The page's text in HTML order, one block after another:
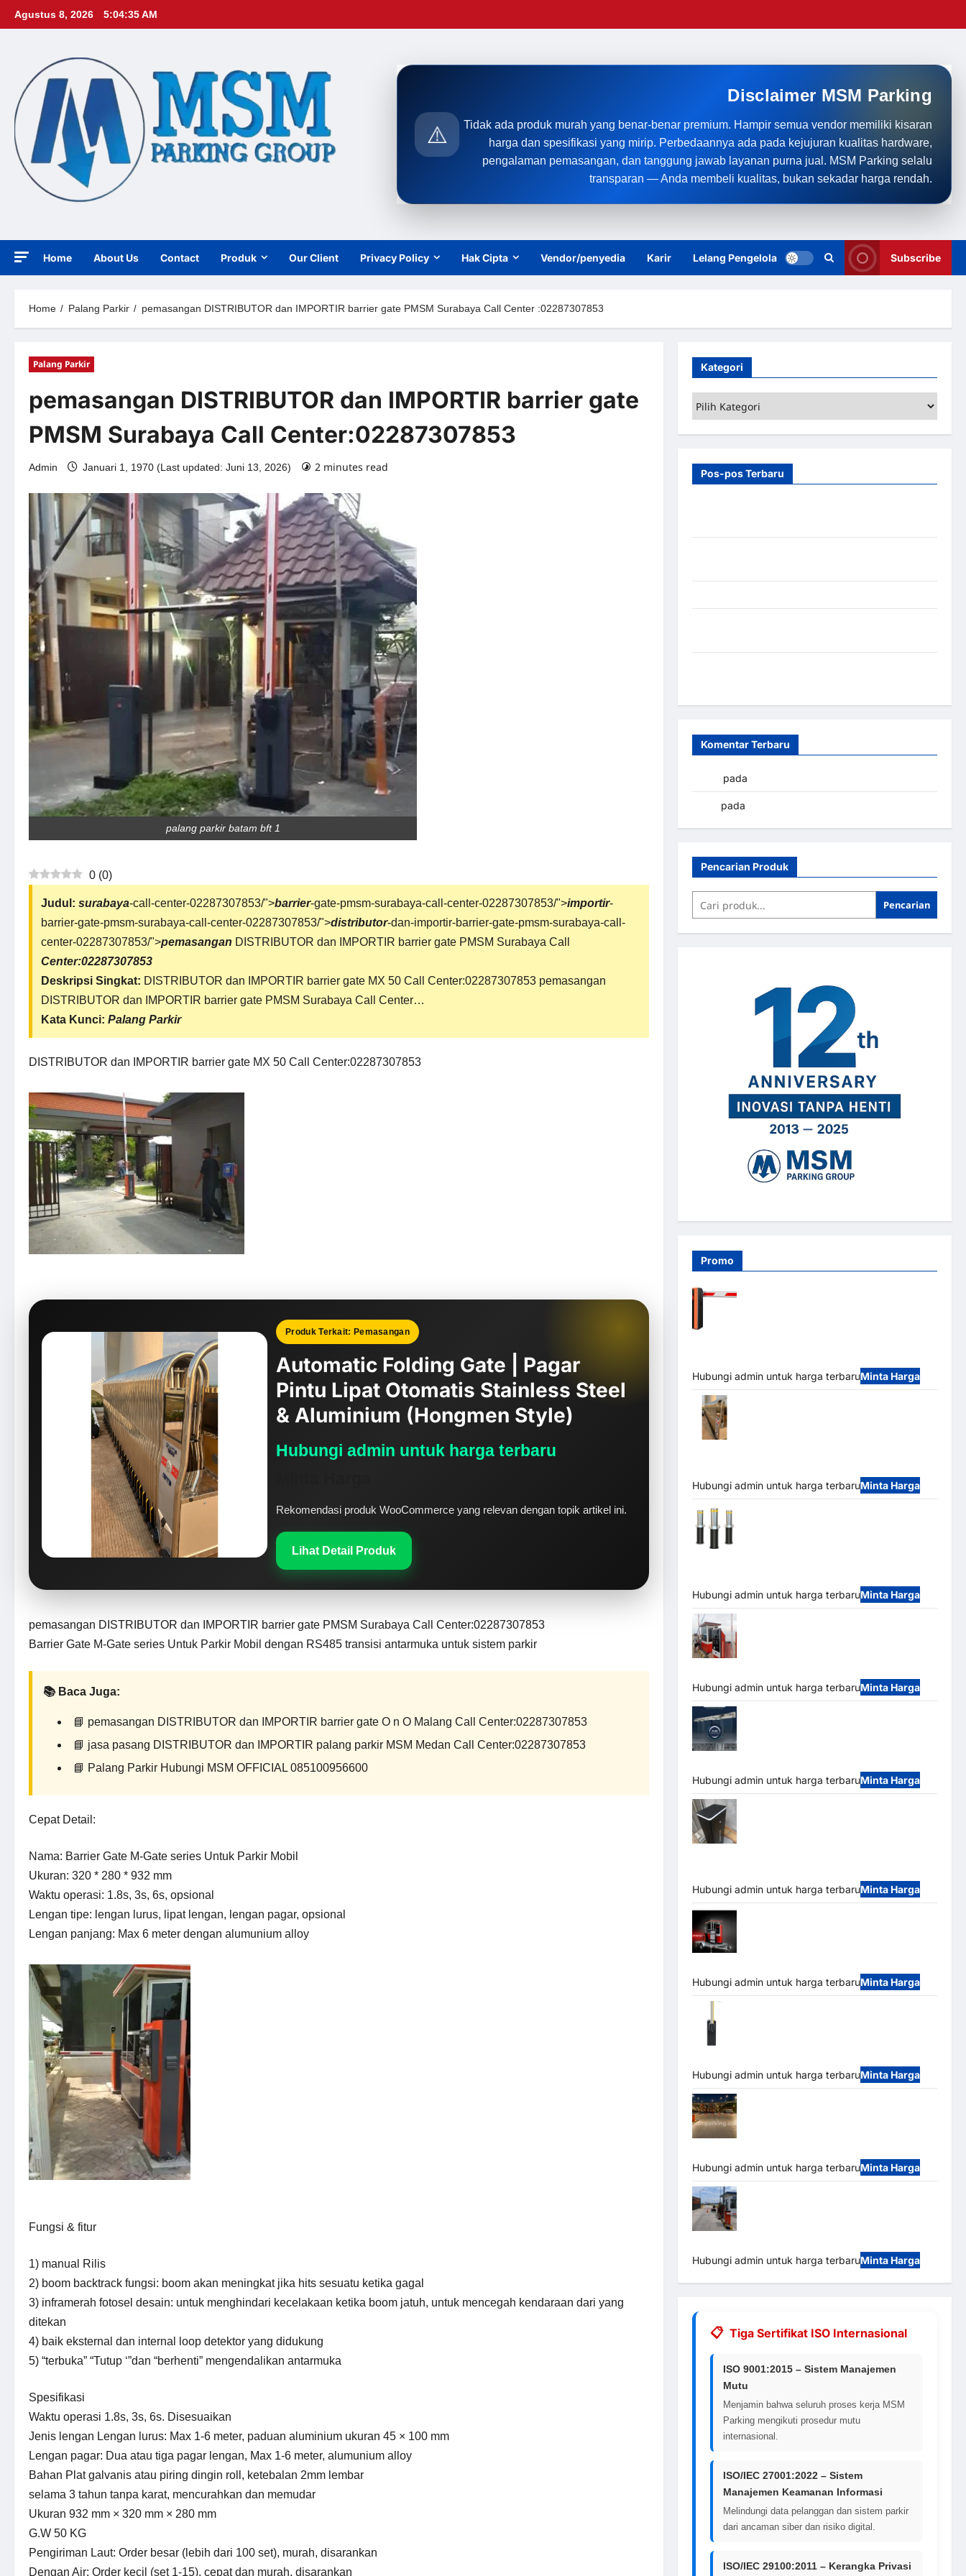
Agustus 8, 2026 5:04:36 AM
⚠️
Disclaimer MSM Parking
Tidak ada produk murah yang benar-benar premium. Hampir semua vendor memiliki kisaran
harga dan spesifikasi yang mirip. Perbedaannya ada pada kejujuran kualitas hardware,
pengalaman pemasangan, dan tanggung jawab layanan purna jual. MSM Parking selalu
transparan — Anda membeli kualitas, bukan sekadar harga rendah.
Home About Us Contact Produk Our Client Privacy Policy Hak Cipta Vendor/penyedia Karir Lelang Pengelola Subscribe
Home Palang Parkir pemasangan DISTRIBUTOR dan IMPORTIR barrier gate PMSM Surabaya Call Center :02287307853
Palang Parkir
pemasangan DISTRIBUTOR dan IMPORTIR barrier gate
PMSM Surabaya Call Center:02287307853
Admin Januari 1, 1970 (Last updated: Juni 13, 2026) 2 minutes read
palang parkir batam bft 1
0 (0)
Judul: surabaya-call-center-02287307853/">barrier-gate-pmsm-surabaya-call-center-02287307853/">importir-
barrier-gate-pmsm-surabaya-call-center-02287307853/">distributor-dan-importir-barrier-gate-pmsm-surabaya-call-
center-02287307853/">pemasangan DISTRIBUTOR dan IMPORTIR barrier gate PMSM Surabaya Call
Center:02287307853
Deskripsi Singkat: DISTRIBUTOR dan IMPORTIR barrier gate MX 50 Call Center:02287307853 pemasangan
DISTRIBUTOR dan IMPORTIR barrier gate PMSM Surabaya Call Center…
Kata Kunci: Palang Parkir
DISTRIBUTOR dan IMPORTIR barrier gate MX 50 Call Center:02287307853
Produk Terkait: Pemasangan
Automatic Folding Gate | Pagar
Pintu Lipat Otomatis Stainless Steel
& Aluminium (Hongmen Style)
Hubungi admin untuk harga terbaru
Rekomendasi produk WooCommerce yang relevan dengan topik artikel ini.
Lihat Detail Produk
pemasangan DISTRIBUTOR dan IMPORTIR barrier gate PMSM Surabaya Call Center:02287307853
Barrier Gate M-Gate series Untuk Parkir Mobil dengan RS485 transisi antarmuka untuk sistem parkir
📚 Baca Juga:
📘 pemasangan DISTRIBUTOR dan IMPORTIR barrier gate O n O Malang Call Center:02287307853
📘 jasa pasang DISTRIBUTOR dan IMPORTIR palang parkir MSM Medan Call Center:02287307853
📘 Palang Parkir Hubungi MSM OFFICIAL 085100956600
Cepat Detail:
Nama: Barrier Gate M-Gate series Untuk Parkir Mobil
Ukuran: 320 * 280 * 932 mm
Waktu operasi: 1.8s, 3s, 6s, opsional
Lengan tipe: lengan lurus, lipat lengan, lengan pagar, opsional
Lengan panjang: Max 6 meter dengan alumunium alloy
Fungsi & fitur
1) manual Rilis
2) boom backtrack fungsi: boom akan meningkat jika hits sesuatu ketika gagal
3) inframerah fotosel desain: untuk menghindari kecelakaan ketika boom jatuh, untuk mencegah kendaraan dari yang
ditekan
4) baik eksternal dan internal loop detektor yang didukung
5) “terbuka” “Tutup ‘”dan “berhenti” mengendalikan antarmuka
Spesifikasi
Waktu operasi 1.8s, 3s, 6s. Disesuaikan
Jenis lengan Lengan lurus: Max 1-6 meter, paduan aluminium ukuran 45 × 100 mm
Lengan pagar: Dua atau tiga pagar lengan, Max 1-6 meter, alumunium alloy
Bahan Plat galvanis atau piring dingin roll, ketebalan 2mm lembar
selama 3 tahun tanpa karat, mencurahkan dan memudar
Ukuran 932 mm × 320 mm × 280 mm
G.W 50 KG
Pengiriman Laut: Order besar (lebih dari 100 set), murah, disarankan
Dengan Air: Order kecil (set 1-15), cepat dan murah, disarankan
Kategori
Pos-pos Terbaru
Komentar Terbaru
pada
pada
Pencarian Produk
Pencarian
Promo
Hubungi admin untuk harga terbaruMinta Harga
Hubungi admin untuk harga terbaruMinta Harga
Hubungi admin untuk harga terbaruMinta Harga
Hubungi admin untuk harga terbaruMinta Harga
Hubungi admin untuk harga terbaruMinta Harga
Hubungi admin untuk harga terbaruMinta Harga
Hubungi admin untuk harga terbaruMinta Harga
Hubungi admin untuk harga terbaruMinta Harga
Hubungi admin untuk harga terbaruMinta Harga
Hubungi admin untuk harga terbaruMinta Harga
Tiga Sertifikat ISO Internasional
ISO 9001:2015 – Sistem Manajemen
Mutu
Menjamin bahwa seluruh proses kerja MSM
Parking mengikuti prosedur mutu
internasional.
ISO/IEC 27001:2022 – Sistem
Manajemen Keamanan Informasi
Melindungi data pelanggan dan sistem parkir
dari ancaman siber dan risiko digital.
ISO/IEC 29100:2011 – Kerangka Privasi